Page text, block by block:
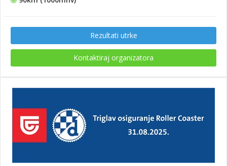
Rezultati utrke
Kontaktiraj organizatora